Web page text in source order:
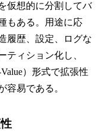
仮想的に分割してバ
もある。用途に応
履歴、設定、ログな
ティション化し、
）形式で拡張性
容易である。